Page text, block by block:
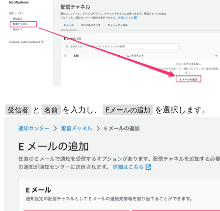
受信者 と 名前 を入力し、 Eメールの追加 を選択します。